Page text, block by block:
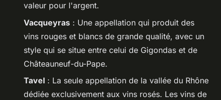
valeur pour l'argent.
Vacqueyras : Une appellation qui produit des
vins rouges et blancs de grande qualité, avec un
style qui se situe entre celui de Gigondas et de
Châteauneuf-du-Pape.
Tavel : La seule appellation de la vallée du Rhône
dédiée exclusivement aux vins rosés. Les vins de